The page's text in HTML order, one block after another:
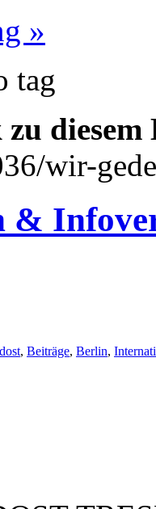
»
tag
wir-
&
, Beiträge, Berlin,